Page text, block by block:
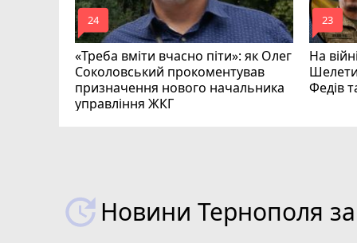
«Треба вміти вчасно піти»: як Олег
Соколовський прокоментував
призначення нового начальника
управління ЖКГ
mode_comment
24
На
Федів
mode_comment
23
Новини Тернополя за